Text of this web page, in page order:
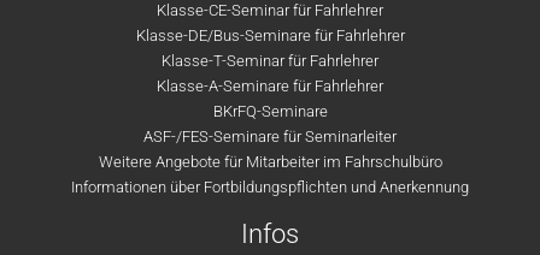
Klasse-CE-Seminar für Fahrlehrer
Klasse-DE/Bus-Seminare für Fahrlehrer
Klasse-T-Seminar für Fahrlehrer
Klasse-A-Seminare für Fahrlehrer
BKrFQ-Seminare
ASF-/FES-Seminare für Seminarleiter
Weitere Angebote für Mitarbeiter im Fahrschulbüro
Informationen über Fortbildungspflichten und Anerkennung
Infos